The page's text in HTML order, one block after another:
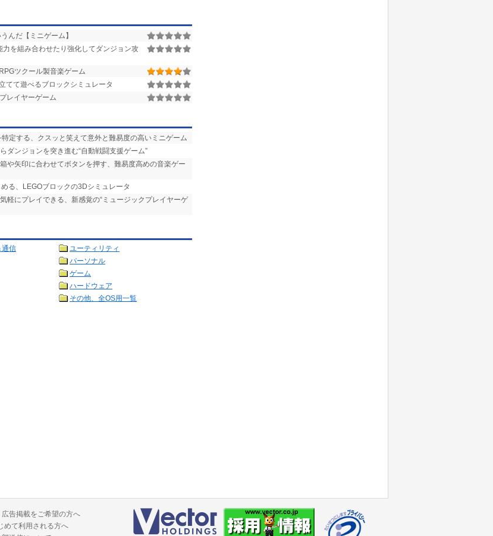
んだ【ミニゲーム】
を組み合わせたり強化してダンジョン攻
ツクール製音楽ゲーム
てて遊べるブロックシミュレータ
レイヤーゲーム
定する、クスッと笑えて意外と難易度の高いミニゲーム
ダンジョンを突き進む“自動戦闘支援ゲーム”
や矢印に合わせてボタンを押す、難易度高めの音楽ゲー
る、LEGOブロックの3Dシミュレータ
軽にプレイできる、新感覚の“ミュージックプレイヤーゲ
通信
ユーティリティ
パーソナル
ゲーム
ハードウェア
その他、全OS用一覧
広告掲載をご希望の方へ
めて利用される方へ